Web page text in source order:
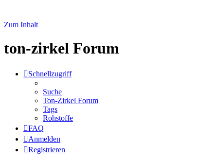
Zum Inhalt
ton-zirkel Forum
Schnellzugriff
Suche
Ton-Zirkel Forum
Tags
Rohstoffe
FAQ
Anmelden
Registrieren